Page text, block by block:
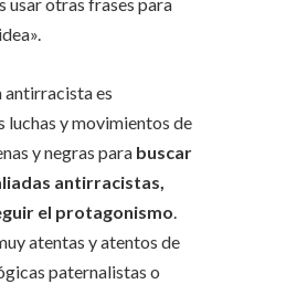
es
luchas y movimientos de
y negras para buscar
antirracistas,
el protagonismo.
atentas y atentos de
paternalistas o